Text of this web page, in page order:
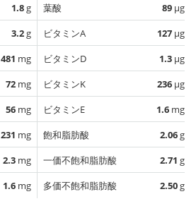
1.8g
3.2g
481 mg
72 mg
56 mg
231 mg
2.3 mg
1.6 mg
葉酸
89 µg
ビタミンA
127 µg
ビタミンD
1.3 µg
ビタミンK
236 µg
ビタミンE
1.6 mg
飽和脂肪酸
2.06g
一価不飽和脂肪酸
2.71 g
多価不飽和脂肪酸
2.50g